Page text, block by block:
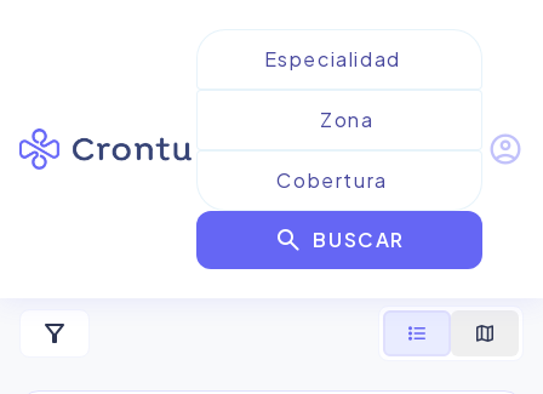
search BUSCAR
account_circle
Resultados paraPatología
filter_alt format_list_bulleted map